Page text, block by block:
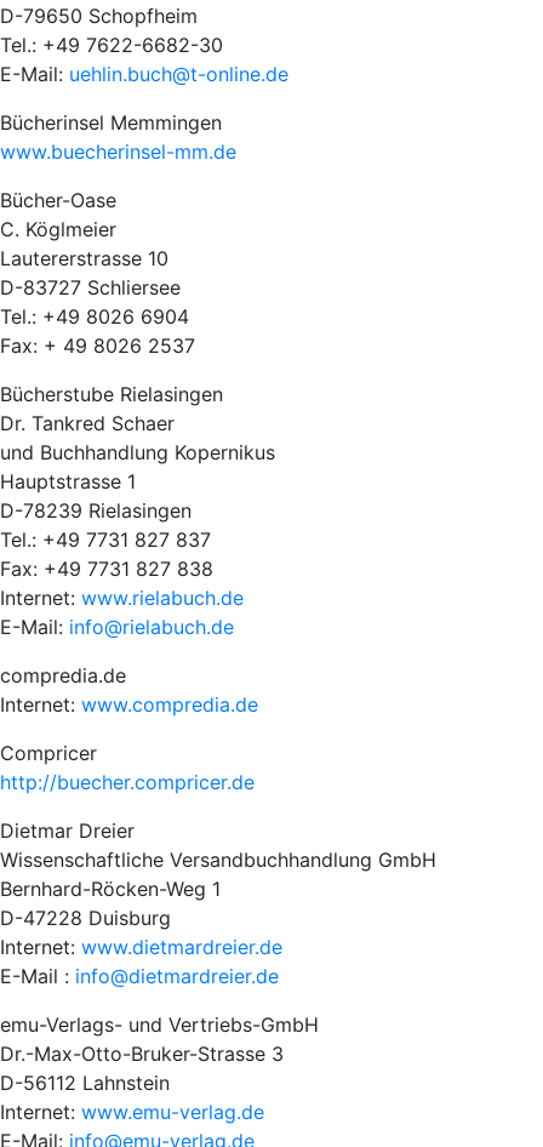
D-79650 Schopfheim
Tel.: +49 7622-6682-30
E-Mail: uehlin.buch@t-online.de
Bücherinsel Memmingen
www.buecherinsel-mm.de
Bücher-Oase
C. Köglmeier
Lautererstrasse 10
D-83727 Schliersee
Tel.: +49 8026 6904
Fax: + 49 8026 2537
Bücherstube Rielasingen
Dr. Tankred Schaer
und Buchhandlung Kopernikus
Hauptstrasse 1
D-78239 Rielasingen
Tel.: +49 7731 827 837
Fax: +49 7731 827 838
Internet: www.rielabuch.de
E-Mail: info@rielabuch.de
compredia.de
Internet: www.compredia.de
Compricer
http://buecher.compricer.de
Dietmar Dreier
Wissenschaftliche Versandbuchhandlung GmbH
Bernhard-Röcken-Weg 1
D-47228 Duisburg
Internet: www.dietmardreier.de
E-Mail : info@dietmardreier.de
emu-Verlags- und Vertriebs-GmbH
Dr.-Max-Otto-Bruker-Strasse 3
D-56112 Lahnstein
Internet: www.emu-verlag.de
E-Mail: info@emu-verlag.de